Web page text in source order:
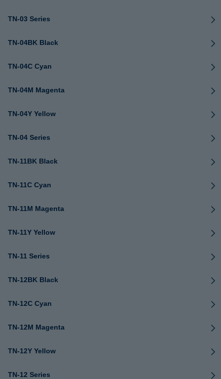
TN-03 Series
TN-04BK Black
TN-04C Cyan
TN-04M Magenta
TN-04Y Yellow
TN-04 Series
TN-11BK Black
TN-11C Cyan
TN-11M Magenta
TN-11Y Yellow
TN-11 Series
TN-12BK Black
TN-12C Cyan
TN-12M Magenta
TN-12Y Yellow
TN-12 Series